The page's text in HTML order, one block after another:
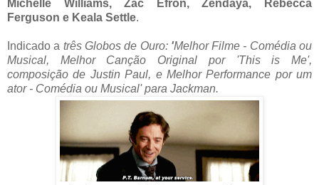
Michelle Williams, Zac Efron, Zendaya, Rebecca
Ferguson e Keala Settle.
Indicado a três Globos de Ouro: 'Melhor Filme - Comédia ou
Musical, Melhor Canção Original por 'This is Me',
composição de Justin Paul, e Melhor Performance por um
ator - Comédia ou Musical' para Jackman.